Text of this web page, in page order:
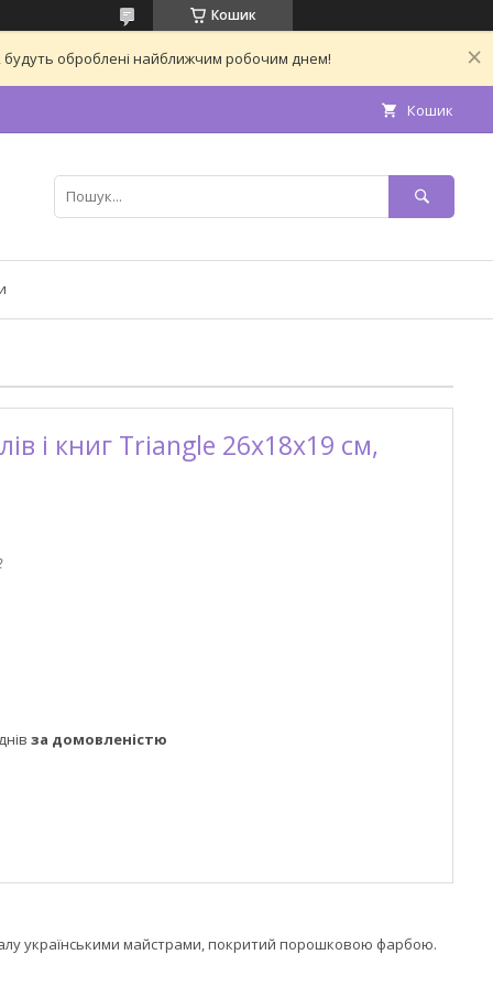
Кошик
будуть оброблені найближчим робочим днем!
Кошик
і книг Triangle 26х18х19 см,
за домовленістю
українськими майстрами, покритий порошковою фарбою.